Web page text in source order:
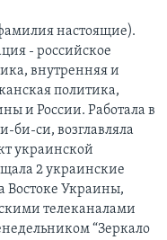
настоящие).
- российское
внутренняя и
политика,
и России. Работала в
би-си, возглавляла
украинской
2 украинские
Востоке Украины,
телеканалами
“Зеркало